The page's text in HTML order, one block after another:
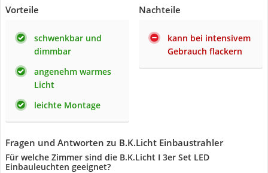
Vorteile
schwenkbar und
dimmbar
angenehm warmes
Licht
leichte Montage
Nachteile
kann bei intensivem
Gebrauch flackern
Fragen und Antworten zu B.K.Licht Einbaustrahler
Für welche Zimmer sind die B.K.Licht I 3er Set LED
Einbauleuchten geeignet?